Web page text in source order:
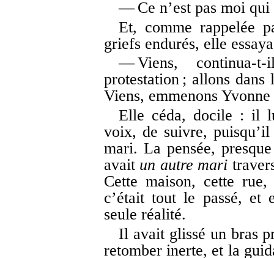
— Ce n’est pas moi
Et, comme rappelée
griefs endurés, elle
— Viens, continua-
protestation ; allons
Viens, emmenons
Elle céda, docile : il
voix, de suivre,
mari. La pensée,
avait un autre mari
Cette maison, cette
c’était tout le passé, et
seule réalité.
Il avait glissé un bras
retomber inerte, et la